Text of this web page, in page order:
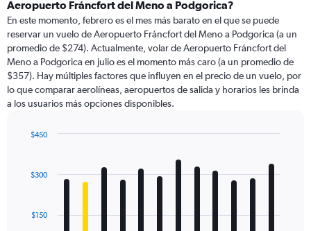
91
categories.
The
chart
has
1
Y
axis
values.
to
Aeropuerto Fráncfort del Meno a Podgorica?
En este momento, febrero es el mes más barato en el que se puede
reservar un vuelo de Aeropuerto Fráncfort del Meno a Podgorica (a un
promedio de $274). Actualmente, volar de Aeropuerto Fráncfort del
Meno a Podgorica en julio es el momento más caro (a un promedio de
$357). Hay múltiples factores que influyen en el precio de un vuelo, por
lo que comparar aerolíneas, aeropuertos de salida y horarios les brinda
a los usuarios más opciones disponibles.
with
12
The
$150
$300
$450